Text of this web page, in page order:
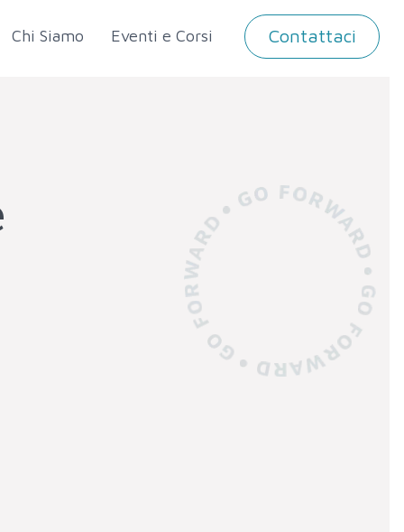
Chi Siamo Eventi e Corsi Contattaci